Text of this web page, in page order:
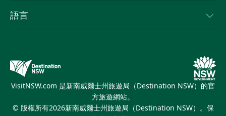
活動
新南威爾斯的商業
新南威爾士州旅遊局（Destination NSW）媒體中心
繽紛悉尼燈光音樂節
語言
VisitNSW.com 是新南威爾士州旅遊局（Destination NSW）的官
方旅遊網站。
© 版權所有2026新南威爾士州旅遊局（Destination NSW）。保